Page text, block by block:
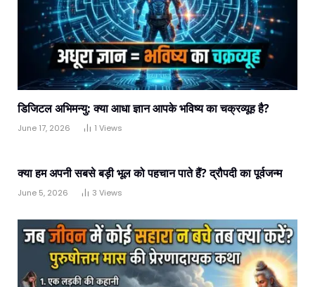
डिजिटल अभिमन्यु: क्या आधा ज्ञान आपके भविष्य का चक्रव्यूह है?
June 17, 2026 1 Views
क्या हम अपनी सबसे बड़ी भूल को पहचान पाते हैं? द्रौपदी का पूर्वजन्म
June 5, 2026 3 Views